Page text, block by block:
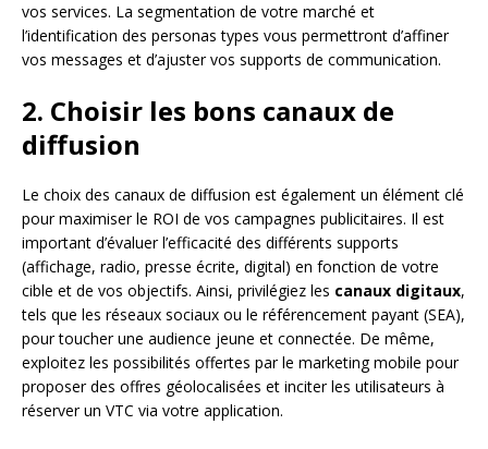
vos services. La segmentation de votre marché et
l’identification des personas types vous permettront d’affiner
vos messages et d’ajuster vos supports de communication.
2. Choisir les bons canaux de
diffusion
Le choix des canaux de diffusion est également un élément clé
pour maximiser le ROI de vos campagnes publicitaires. Il est
important d’évaluer l’efficacité des différents supports
(affichage, radio, presse écrite, digital) en fonction de votre
cible et de vos objectifs. Ainsi, privilégiez les canaux digitaux,
tels que les réseaux sociaux ou le référencement payant (SEA),
pour toucher une audience jeune et connectée. De même,
exploitez les possibilités offertes par le marketing mobile pour
proposer des offres géolocalisées et inciter les utilisateurs à
réserver un VTC via votre application.